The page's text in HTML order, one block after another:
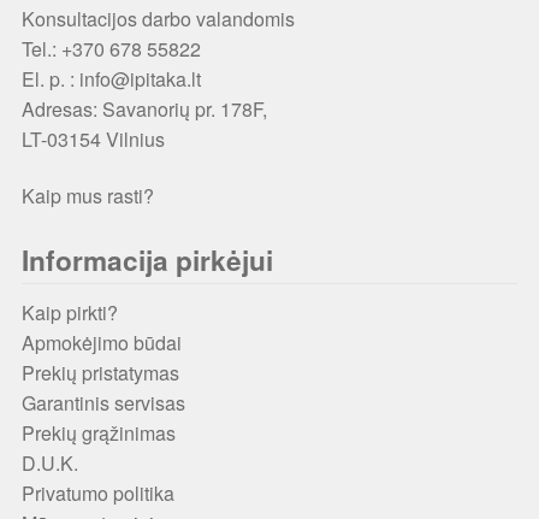
Konsultacijos darbo valandomis
Tel.: +370 678 55822
El. p. : info@ipitaka.lt
Adresas: Savanorių pr. 178F,
LT-03154 Vilnius
Kaip mus rasti?
Informacija pirkėjui
Kaip pirkti?
Apmokėjimo būdai
Prekių pristatymas
Garantinis servisas
Prekių grąžinimas
D.U.K.
Privatumo politika